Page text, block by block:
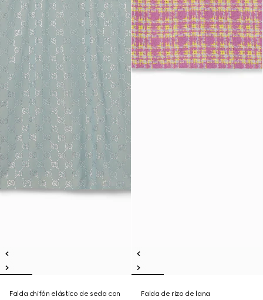
Falda chifón elástico de seda con
Falda de rizo de lana